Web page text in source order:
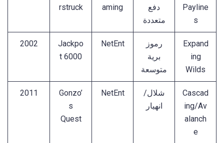
Payline
s
دفع
متعددة
aming
rstruck
Expand
ing
Wilds
رموز
برية
متوسعة
NetEnt
Jackpo
t 6000
2002
Cascad
ing/Av
alanch
e
شلال/
انهيار
NetEnt
Gonzo’
s
Quest
2011